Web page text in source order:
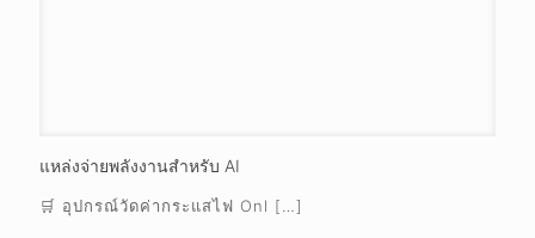
แหล่งจ่ายพลังงานสำหรับ AI
🛒 อุปกรณ์วัดค่ากระแสไฟ Onl […]